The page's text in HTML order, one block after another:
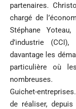
partenaires.
chargé de
Stéphane
d’industrie
davantage les
particulière où
nombreuses.
Guichet-
de réaliser,